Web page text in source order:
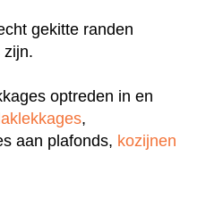
gekitte randen
zijn.
optreden in en
,
aan plafonds, kozijnen